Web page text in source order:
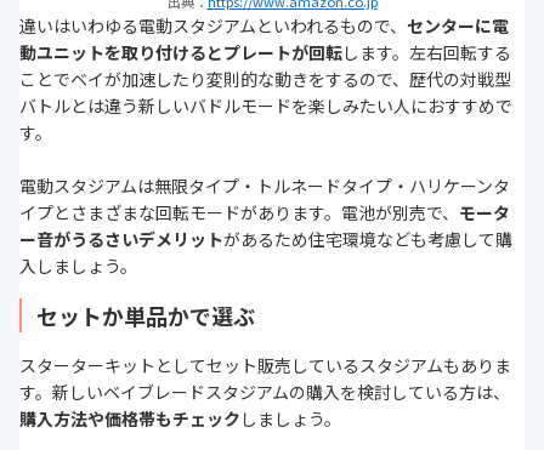
違いはいわゆる電動スタジアムといわれるもので、 センターに電
動ユニットを取り付けるとプレートが回転します。左右回転する
ことでベイが加速したり変則的な動きをするので、歴代の対戦型
バトルとは違う新しいバドルモードを楽しみたい人におすすめで
す。
電動スタジアムは無限タイプ・トルネードタイプ・ハリケーンタ
イプとさまざまな回転モードがあります。電池が別売で、 モータ
ー音がうるさいデメリットがあるため住宅環境なども考慮して購
入しましょう。
セットか単品かで選ぶ
スターターキットとしてセット販売しているスタジアムもありま
す。新しいベイブレードスタジアムの購入を検討している方は、
購入方法や価格帯もチェック しましょう。